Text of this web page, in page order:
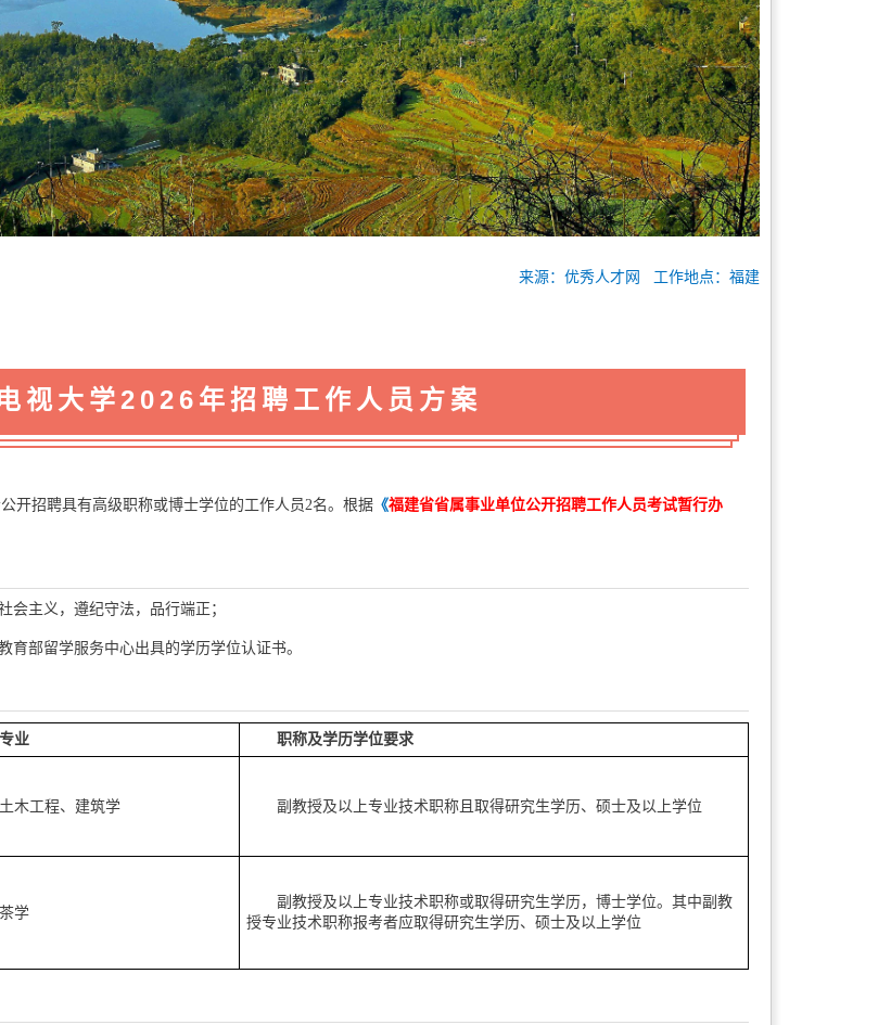
来源：优秀人才网 工作地点：福建
视大学2026年招聘工作人员方案
开招聘具有高级职称或博士学位的工作人员2名。根据《福建省省属事业单位公开招聘工作人员考试暂行办
会主义，遵纪守法，品行端正；
部留学服务中心出具的学历学位认证书。
专业 职称及学历学位要求
土木工程、建筑学 副教授及以上专业技术职称且取得研究生学历、硕士及以上学位
茶学
副教授及以上专业技术职称或取得研究生学历，博士学位。其中副教
授专业技术职称报考者应取得研究生学历、硕士及以上学位